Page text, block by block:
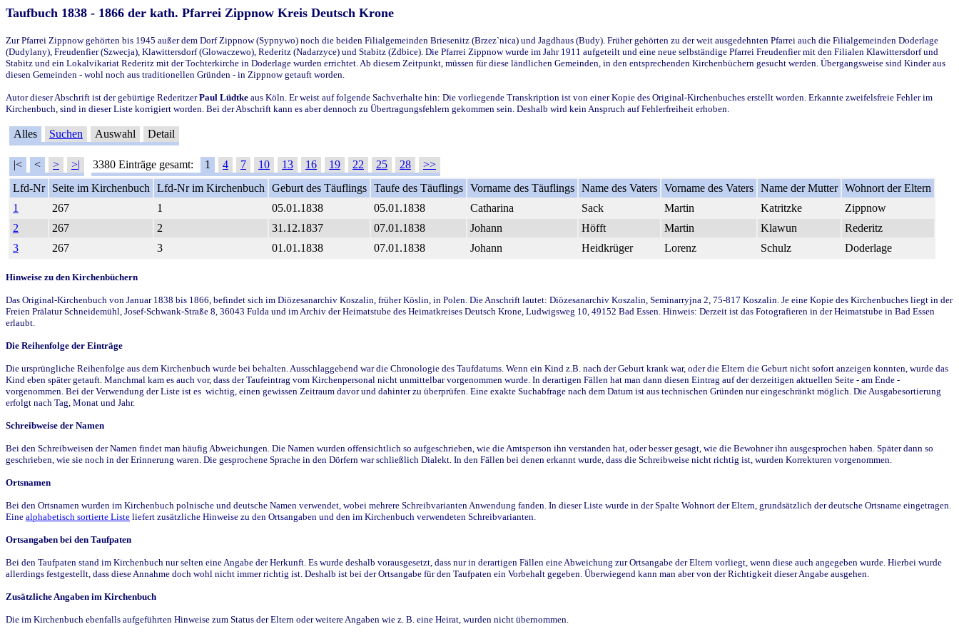
Taufbuch 1838 - 1866 der kath. Pfarrei Zippnow Kreis Deutsch Krone
Zur Pfarrei Zippnow gehörten bis 1945 außer dem Dorf Zippnow (Sypnywo) noch die beiden Filialgemeinden Briesenitz (Brzez`nica) und Jagdhaus (Budy). Früher gehörten zu der weit ausgedehnten Pfarrei auch die Filialgemeinden Doderlage
(Dudylany), Freudenfier (Szwecja), Klawittersdorf (Glowaczewo), Rederitz (Nadarzyce) und Stabitz (Zdbice). Die Pfarrei Zippnow wurde im Jahr 1911 aufgeteilt und eine neue selbständige Pfarrei Freudenfier mit den Filialen Klawittersdorf und
Stabitz und ein Lokalvikariat Rederitz mit der Tochterkirche in Doderlage wurden errichtet. Ab diesem Zeitpunkt, müssen für diese ländlichen Gemeinden, in den entsprechenden Kirchenbüchern gesucht werden. Übergangsweise sind Kinder aus
diesen Gemeinden - wohl noch aus traditionellen Gründen - in Zippnow getauft worden.
Autor dieser Abschrift ist der gebürtige RederitzerPaul Lüdtke aus Köln. Er weist auf folgende Sachverhalte hin: Die vorliegende Transkription ist von einer Kopie des Original-Kirchenbuches erstellt worden. Erkannte zweifelsfreie Fehler im
Kirchenbuch, sind in dieser Liste korrigiert worden. Bei der Abschrift kann es aber dennoch zu Übertragungsfehlern gekommen sein. Deshalb wird kein Anspruch auf Fehlerfreiheit erhoben.
Alles Suchen Auswahl Detail
|< < > >| 3380 Einträge gesamt: 1 4 7 10 13 16 19 22 25 28
>>
Lfd-Nr
Seite im Kirchenbuch Lfd-Nr im Kirchenbuch Geburt des Täuflings Taufe des Täuflings Vorname des Täuflings Name des Vaters Vorname des Vaters Name der Mutter Wohnort der Eltern
1
267 1 05.01.1838 05.01.1838 Catharina Sack Martin Katritzke
Zippnow
2
267 2 31.12.1837 07.01.1838 Johann Höfft Martin Klawun
Rederitz
3
267 3 01.01.1838 07.01.1838 Johann Heidkrüger Lorenz Schulz Doderlage
Hinweise zu den Kirchenbüchern
Das Original-Kirchenbuch von Januar 1838 bis 1866, befindet sich im Diözesanarchiv Koszalin, früher Köslin, in Polen. Die Anschrift lautet: Diözesanarchiv Koszalin, Seminarryjna 2, 75-817 Koszalin. Je eine Kopie des Kirchenbuches liegt in der
Freien Prälatur Schneidemühl, Josef-Schwank-Straße 8, 36043 Fulda und im Archiv der Heimatstube des Heimatkreises Deutsch Krone, Ludwigsweg 10, 49152 Bad Essen. Hinweis: Derzeit ist das Fotografieren in der Heimatstube in Bad Essen
erlaubt.
Die Reihenfolge der Einträge
Die ursprüngliche Reihenfolge aus dem Kirchenbuch wurde bei behalten. Ausschlaggebend war die Chronologie des Taufdatums. Wenn ein Kind z.B. nach der Geburt krank war, oder die Eltern die Geburt nicht sofort anzeigen konnten, wurde das
Kind eben später getauft. Manchmal kam es auch vor, dass der Taufeintrag vom Kirchenpersonal nicht unmittelbar vorgenommen wurde. In derartigen Fällen hat man dann diesen Eintrag auf der derzeitigen aktuellen Seite - am Ende -
vorgenommen. Bei der Verwendung der Liste ist es wichtig, einen gewissen Zeitraum davor und dahinter zu überprüfen. Eine exakte Suchabfrage nach dem Datum ist aus technischen Gründen nur eingeschränkt möglich. Die Ausgabesortierung
erfolgt nach Tag, Monat und Jahr.
Schreibweise der Namen
Bei den Schreibweisen der Namen findet man häufig Abweichungen. Die Namen wurden offensichtlich so aufgeschrieben, wie die Amtsperson ihn verstanden hat, oder besser gesagt, wie die Bewohner ihn ausgesprochen haben. Später dann so
geschrieben, wie sie noch in der Erinnerung waren. Die gesprochene Sprache in den Dörfern war schließlich Dialekt. In den Fällen bei denen erkannt wurde, dass die Schreibweise nicht richtig ist, wurden Korrekturen vorgenommen.
Ortsnamen
Bei den Ortsnamen wurden im Kirchenbuch polnische und deutsche Namen verwendet, wobei mehrere Schreibvarianten Anwendung fanden. In dieser Liste wurde in der Spalte Wohnort der Eltern, grundsätzlich der deutsche Ortsname eingetragen.
Eine alphabetisch sortierte Liste liefert zusätzliche Hinweise zu den Ortsangaben und den im Kirchenbuch verwendeten Schreibvarianten.
Ortsangaben bei den Taufpaten
Bei den Taufpaten stand im Kirchenbuch nur selten eine Angabe der Herkunft. Es wurde deshalb vorausgesetzt, dass nur in derartigen Fällen eine Abweichung zur Ortsangabe der Eltern vorliegt, wenn diese auch angegeben wurde. Hierbei wurde
allerdings festgestellt, dass diese Annahme doch wohl nicht immer richtig ist. Deshalb ist bei der Ortsangabe für den Taufpaten ein Vorbehalt gegeben. Überwiegend kann man aber von der Richtigkeit dieser Angabe ausgehen.
Zusätzliche Angaben im Kirchenbuch
Die im Kirchenbuch ebenfalls aufgeführten Hinweise zum Status der Eltern oder weitere Angaben wie z. B. eine Heirat, wurden nicht übernommen.